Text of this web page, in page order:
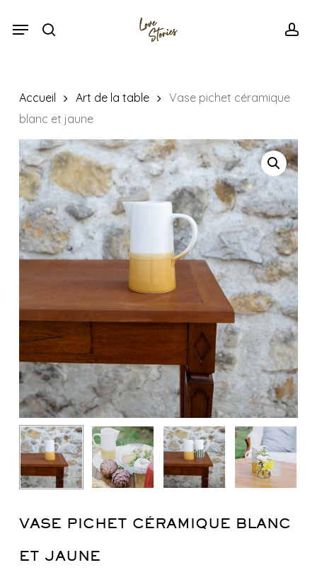
search
Menu
Accueil Art de la table
Vase pichet céramique
blanc et jaune
VASE PICHET CÉRAMIQUE BLANC
ET JAUNE